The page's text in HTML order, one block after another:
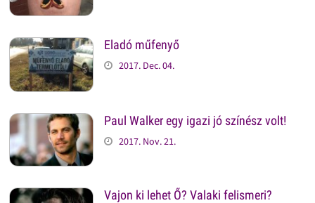
Eladó műfenyő
2017. Dec. 04.
Paul Walker egy igazi jó színész volt!
2017. Nov. 21.
Vajon ki lehet Ő? Valaki felismeri?